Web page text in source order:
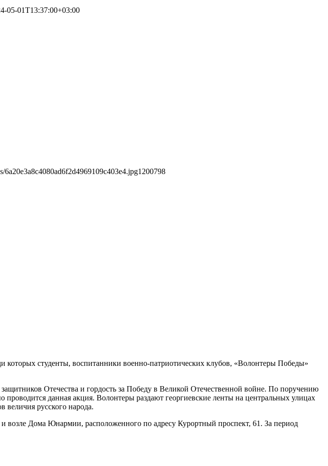
05-01T13:37:00+03:00
6a20e3a8c4080ad6f2d4969109c403e4.jpg1200798
студенты, воспитанники военно-патриотических клубов, «Волонтеры Победы»
Отечества и гордость за Победу в Великой Отечественной войне. По поручению
данная акция. Волонтеры раздают георгиевские ленты на центральных улицах
величия русского народа.
Дома Юнармии, расположенного по адресу Курортный проспект, 61. За период